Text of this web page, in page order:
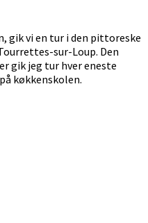
gik vi en tur i den pittoreske
sur-Loup. Den
gik jeg tur hver eneste
køkkenskolen.